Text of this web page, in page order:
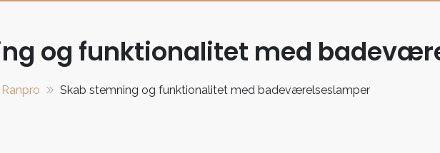
og funktionalitet med
Skab stemning og funktionalitet med badeværelseslamper